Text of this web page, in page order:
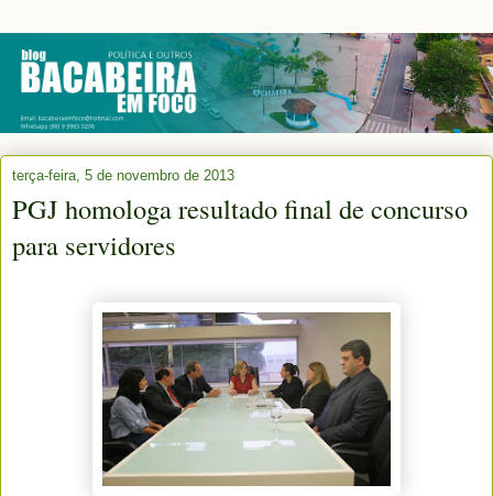
terça-feira, 5 de novembro de 2013
PGJ homologa resultado final de concurso
para servidores